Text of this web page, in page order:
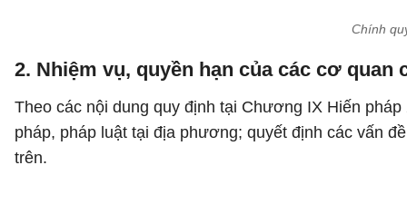
Chính
2. Nhiệm vụ, quyền hạn của các cơ
Theo các nội dung quy định tại Chương IX Hiến
pháp, pháp luật tại địa phương; quyết định các vấn
trên.